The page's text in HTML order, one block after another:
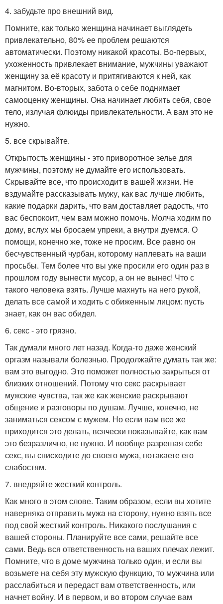
4. забудьте про внешний вид.
Помните, как только женщина начинает выглядеть
привлекательно, 80% ее проблем решаются
автоматически. Поэтому никакой красоты. Во-первых,
ухоженность привлекает внимание, мужчины уважают
женщину за её красоту и притягиваются к ней, как
магнитом. Во-вторых, забота о себе поднимает
самооценку женщины. Она начинает любить себя, свое
тело, излучая флюиды привлекательности. А вам это не
нужно.
5. все скрывайте.
Открытость женщины - это приворотное зелье для
мужчины, поэтому не думайте его использовать.
Скрывайте все, что происходит в вашей жизни. Не
вздумайте рассказывать мужу, как вас лучше любить,
какие подарки дарить, что вам доставляет радость, что
вас беспокоит, чем вам можно помочь. Молча ходим по
дому, вслух мы бросаем упреки, а внутри дуемся. О
помощи, конечно же, тоже не просим. Все равно он
бесчувственный чурбан, которому наплевать на ваши
просьбы. Тем более что вы уже просили его один раз в
прошлом году вынести мусор, а он не вынес! Что с
такого человека взять. Лучше махнуть на него рукой,
делать все самой и ходить с обиженным лицом: пусть
знает, как он вас обидел.
6. секс - это грязно.
Так думали много лет назад. Когда-то даже женский
оргазм называли болезнью. Продолжайте думать так же:
вам это выгодно. Это поможет полностью закрыться от
близких отношений. Потому что секс раскрывает
мужские чувства, так же как женские раскрывают
общение и разговоры по душам. Лучше, конечно, не
заниматься сексом с мужем. Но если вам все же
приходится это делать, всячески показывайте, как вам
это безразлично, не нужно. И вообще разрешая себе
секс, вы снисходите до своего мужа, потакаете его
слабостям.
7. внедряйте жесткий контроль.
Как много в этом слове. Таким образом, если вы хотите
наверняка отправить мужа на сторону, нужно взять все
под свой жесткий контроль. Никакого послушания с
вашей стороны. Планируйте все сами, решайте все
сами. Ведь вся ответственность на ваших плечах лежит.
Помните, что в доме мужчина только один, и если вы
возьмете на себя эту мужскую функцию, то мужчина или
расслабиться и передаст вам ответственность, или
начнет войну. И в первом, и во втором случае вам